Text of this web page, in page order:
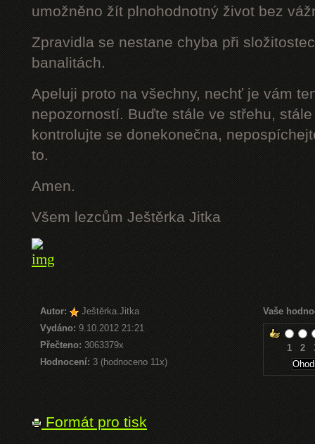
umožněno žít plnohodnotný život bez
Zpravidla se nestane chyba při
banalitách.
Apeluji proto na všechny, nechť je vám
nepozorností. Buďte stále ve střehu,
kontrolujte se donekonečna,
to.
Amen.
Všem lezcům Ještěrka Jitka
Autor:
Ještěrka.Jitka
Vydáno: 9.10.2012 21:21
Přečteno: 3063379x
Hodnocení: 3 (hodnoceno 11x)
Vaše
1 2
Formát pro tisk